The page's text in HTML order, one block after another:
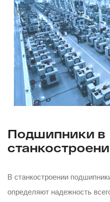
Подшипники в
В станкостроении
определяют надежность